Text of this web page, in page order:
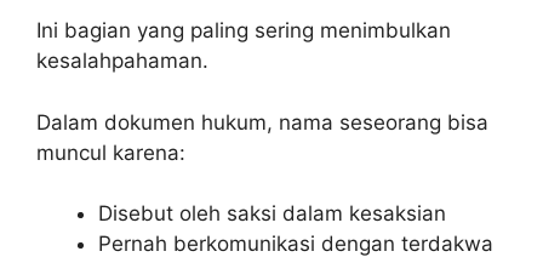
Ini bagian yang paling sering menimbulkan
kesalahpahaman.
Dalam dokumen hukum, nama seseorang bisa
muncul karena:
Disebut oleh saksi dalam kesaksian
Pernah berkomunikasi dengan terdakwa